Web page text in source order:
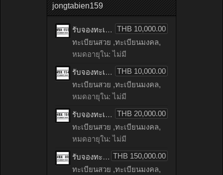
jongtabien159
THB 10,000.00
รับจองทะเบียนรถเลข 155 หมวดใหม่จากกรมขนส่ง จองทะเบียน 155
ทะเบียนสวย ,ทะเบียนมงคล,
หมดอายุใน: ไม่มี
THB 10,000.00
รับจองทะเบียนรถเลข 154 หมวดใหม่จากกรมขนส่ง จองทะเบียน 154
ทะเบียนสวย ,ทะเบียนมงคล,
หมดอายุใน: ไม่มี
THB 20,000.00
รับจองทะเบียนรถเลข 151 หมวดใหม่จากกรมขนส่ง จองทะเบียน 151
ทะเบียนสวย ,ทะเบียนมงคล,
หมดอายุใน: ไม่มี
THB 150,000.00
รับจองทะเบียนรถเลข 89 หมวดใหม่จากกรมขนส่ง จองทะเบียน 89
ทะเบียนสวย ,ทะเบียนมงคล,